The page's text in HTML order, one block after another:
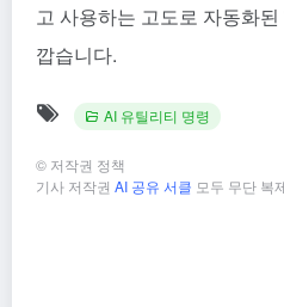
고 사용하는 고도로 자동화
깝습니다.
AI 유틸리티 명령
© 저작권 정책
기사 저작권 AI 공유 서클 모두 무단 복